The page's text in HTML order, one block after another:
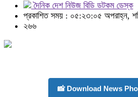
দৈনিক দেশ নিউজ বিডি ডটকম ডেস্ক
প্রকাশিত সময় : ০৫:২৩:০৫ অপরাহ্ন,
২৬৬
📸 Download News